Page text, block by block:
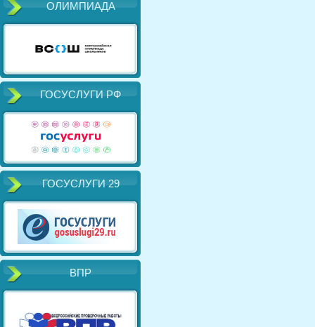
ОЛИМПИАДА
ГОСУСЛУГИ РФ
ГОСУСЛУГИ 29
ВПР